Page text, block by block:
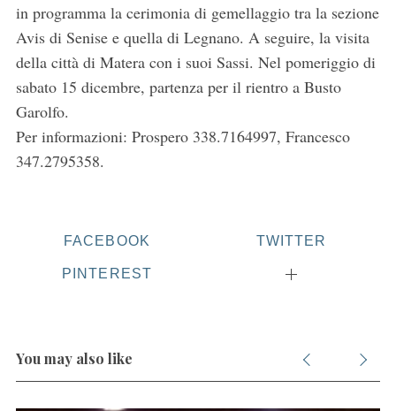
in programma la cerimonia di gemellaggio tra la sezione
Avis di Senise e quella di Legnano. A seguire, la visita
della città di Matera con i suoi Sassi. Nel pomeriggio di
sabato 15 dicembre, partenza per il rientro a Busto
Garolfo.
Per informazioni: Prospero 338.7164997, Francesco
347.2795358.
FACEBOOK TWITTER
PINTEREST
You may also like
f
o
r